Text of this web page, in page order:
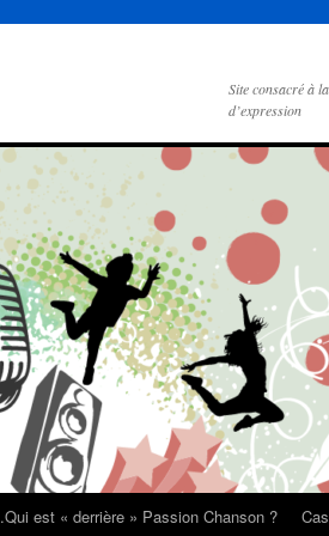
Site consacré à
d’expression
.Qui est « derrière » Passion Chanson ?